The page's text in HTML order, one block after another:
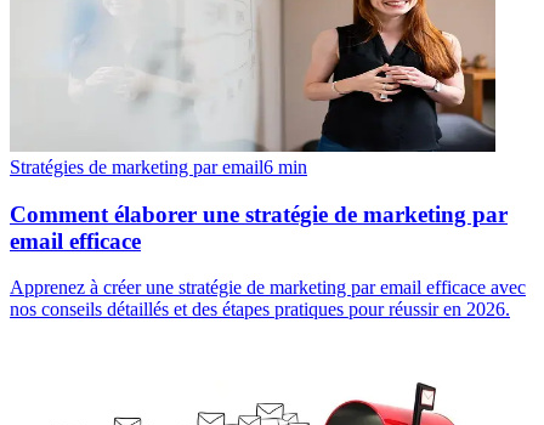
Stratégies de marketing par email6 min
Comment élaborer une stratégie de marketing par
email efficace
Apprenez à créer une stratégie de marketing par email efficace avec
nos conseils détaillés et des étapes pratiques pour réussir en 2026.